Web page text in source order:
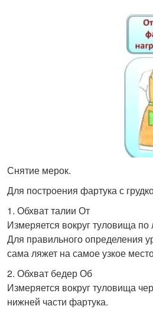
Снятие мерок.
Для построения фартука с
1. Обхват талии От
Измеряется вокруг туловища
Для правильного определения
сама ляжет на самое узкое
2. Обхват бедер Об
Измеряется вокруг туловища
нижней части фартука.